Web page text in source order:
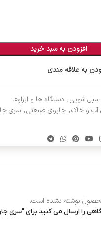
افزودن به سبد خرید
به علاقه مندی
مبل شویی, دستگاه ها و ابزارها
آب و خاک, جاروی صنعتی, سری
نوشته نشده است.
را ارسال می کنید برای “سری